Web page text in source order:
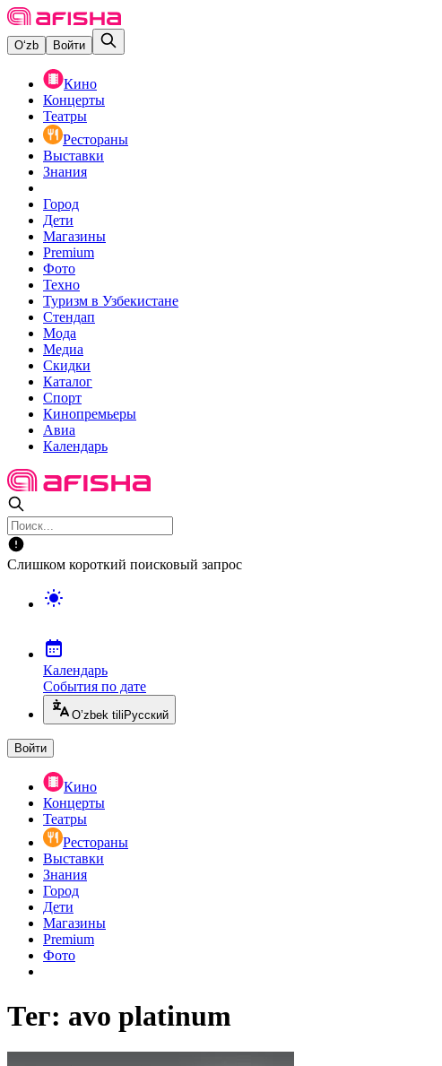
O‘zb Войти
Кино
Концерты
Театры
Рестораны
Выставки
Знания
Город
Дети
Магазины
Premium
Фото
Техно
Туризм в Узбекистане
Стендап
Мода
Медиа
Скидки
Каталог
Спорт
Кинопремьеры
Авиа
Календарь
Слишком короткий поисковый запрос
Календарь
События по дате
O’zbek tili Русский
Войти
Кино
Концерты
Театры
Рестораны
Выставки
Знания
Город
Дети
Магазины
Premium
Фото
Тег: avo platinum